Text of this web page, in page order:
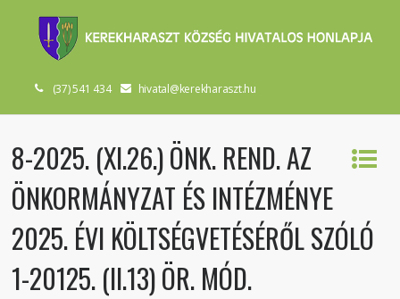
(37) 541 434 hivatal@kerekharaszt.hu
8-2025. (XI.26.) ÖNK. REND. AZ
ÖNKORMÁNYZAT ÉS INTÉZMÉNYE
2025. ÉVI KÖLTSÉGVETÉSÉRŐL SZÓLÓ
1-20125. (II.13) ÖR. MÓD.